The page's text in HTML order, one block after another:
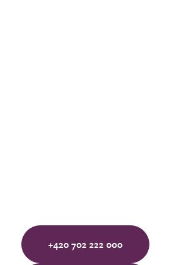
+420 702 222 000